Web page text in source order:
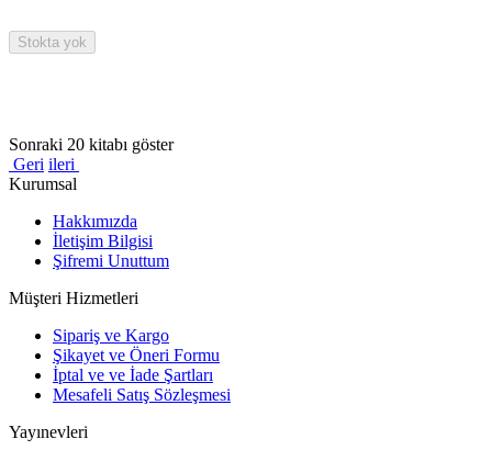
Stokta yok
Sonraki 20 kitabı göster
Geri ileri
Kurumsal
Hakkımızda
İletişim Bilgisi
Şifremi Unuttum
Müşteri Hizmetleri
Sipariş ve Kargo
Şikayet ve Öneri Formu
İptal ve ve İade Şartları
Mesafeli Satış Sözleşmesi
Yayınevleri